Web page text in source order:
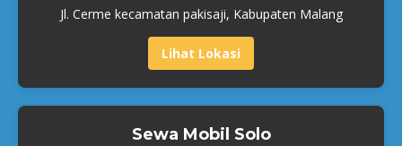
Jl. Cerme kecamatan pakisaji, Kabupaten Malang
Lihat Lokasi
Sewa Mobil Solo